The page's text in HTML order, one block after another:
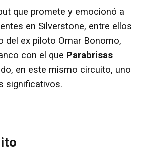
que promete y emocionó a
en Silverstone, entre ellos
del ex piloto Omar Bonomo,
con el que Parabrisas
en este mismo circuito, uno
significativos.